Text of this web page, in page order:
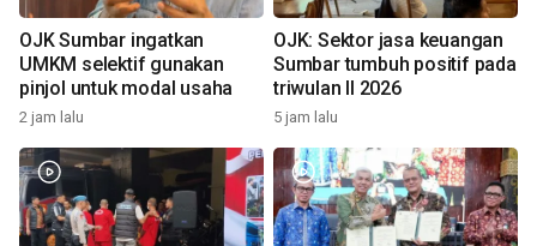
OJK Sumbar ingatkan
UMKM selektif gunakan
pinjol untuk modal usaha
2 jam lalu
OJK: Sektor jasa keuangan
Sumbar tumbuh positif pada
triwulan II 2026
5 jam lalu